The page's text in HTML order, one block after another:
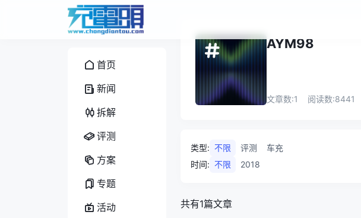
首页
新闻
拆解
评测
方案
专题
活动
AYM98
文章数:1 阅读数:8441
类型: 不限 评测
车充
时间: 不限 2018
共有1篇文章